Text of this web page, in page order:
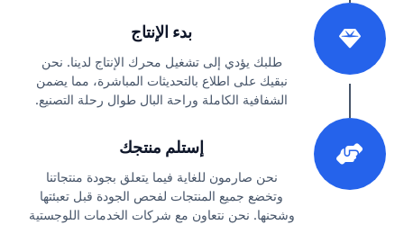
بدء الإنتاج
طلبك يؤدي إلى تشغيل محرك الإنتاج لدينا. نحن
نبقيك على اطلاع بالتحديثات المباشرة، مما يضمن
الشفافية الكاملة وراحة البال طوال رحلة التصنيع.
إستلم منتجك
نحن صارمون للغاية فيما يتعلق بجودة منتجاتنا
وتخضع جميع المنتجات لفحص الجودة قبل تعبئتها
وشحنها. نحن نتعاون مع شركات الخدمات اللوجستية